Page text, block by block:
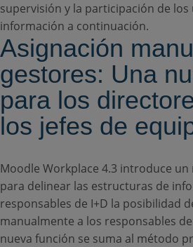
supervisión y la participación de los
información a continuación.
Asignación
gestores: Una
para los
los jefes de
Moodle Workplace 4.3 introduce
para delinear las estructuras de
responsables de I+D la posibilidad
manualmente a los responsables
nueva función se suma al método